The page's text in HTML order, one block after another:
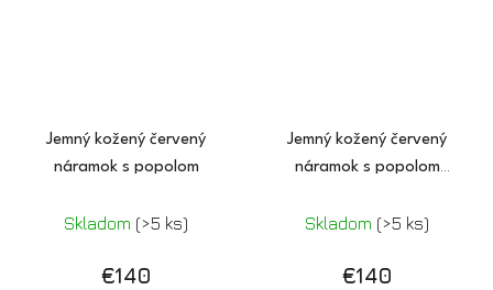
Jemný kožený červený
náramok s popolom
Skladom (>5 ks)
€140
Jemný kožený červený
náramok s popolom
Skladom (>5 ks)
€140